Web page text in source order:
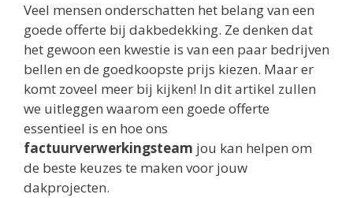
Veel mensen onderschatten het belang van een
goede offerte bij dakbedekking. Ze denken dat
het gewoon een kwestie is van een paar bedrijven
bellen en de goedkoopste prijs kiezen. Maar er
komt zoveel meer bij kijken! In dit artikel zullen
we uitleggen waarom een goede offerte
essentieel is en hoe ons
factuurverwerkingsteam jou kan helpen om
de beste keuzes te maken voor jouw
dakprojecten.